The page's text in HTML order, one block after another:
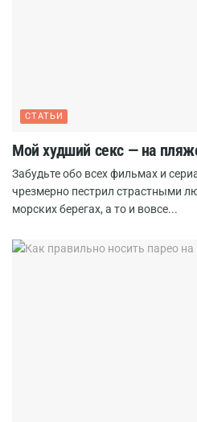
СТАТЬИ
Мой худший секс — на
Забудьте обо всех фильмах и
чрезмерно пестрил страстными
морских берегах, а то и вовсе...